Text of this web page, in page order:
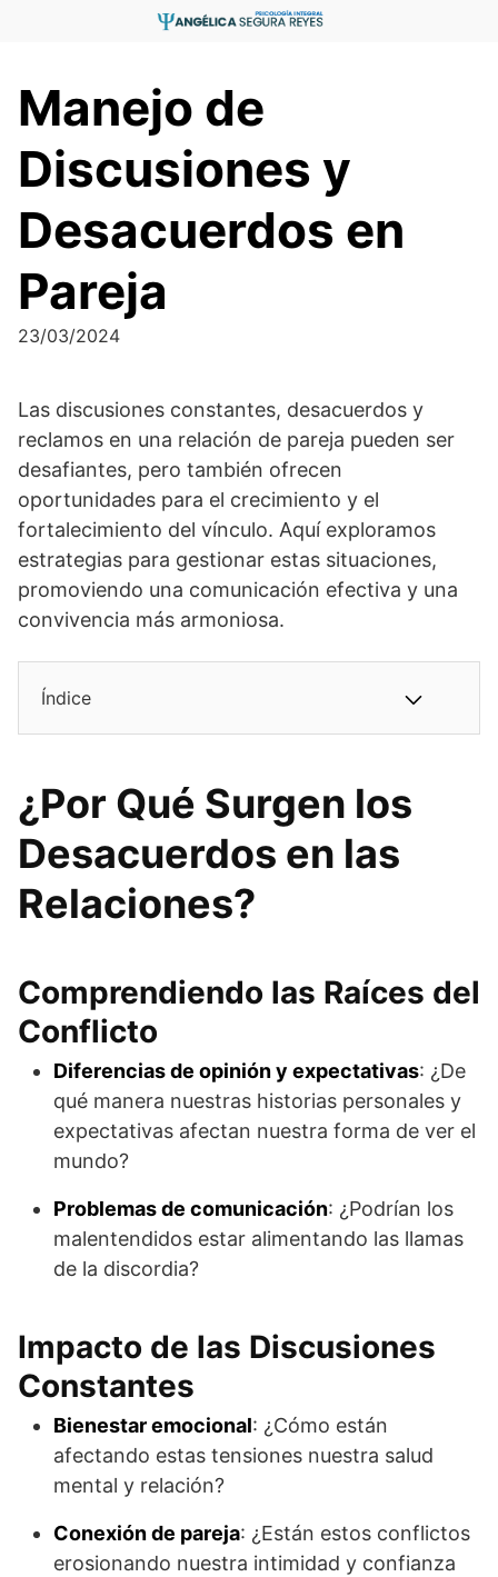
Manejo de
Discusiones y
Desacuerdos en
Pareja
23/03/2024
Las discusiones constantes, desacuerdos y
reclamos en una relación de pareja pueden ser
desafiantes, pero también ofrecen
oportunidades para el crecimiento y el
fortalecimiento del vínculo. Aquí exploramos
estrategias para gestionar estas situaciones,
promoviendo una comunicación efectiva y una
convivencia más armoniosa.
Índice
¿Por Qué Surgen los
Desacuerdos en las
Relaciones?
Comprendiendo las Raíces del
Conflicto
Diferencias de opinión y expectativas: ¿De
qué manera nuestras historias personales y
expectativas afectan nuestra forma de ver el
mundo?
Problemas de comunicación: ¿Podrían los
malentendidos estar alimentando las llamas
de la discordia?
Impacto de las Discusiones
Constantes
Bienestar emocional: ¿Cómo están
afectando estas tensiones nuestra salud
mental y relación?
Conexión de pareja: ¿Están estos conflictos
erosionando nuestra intimidad y confianza